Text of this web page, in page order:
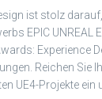
ist stolz
EPIC UNREAL
Experience
Reichen Sie
UE4-Projekte ein